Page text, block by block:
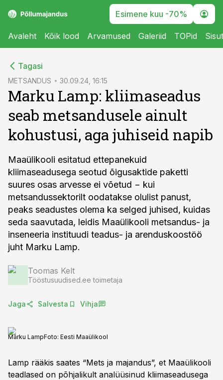
Esimene kuu -70%
Avaleht Kõik lood Arvamused Galeriid TOPid
Tagasi
METSANDUS 30.09.24, 16:15
Marku Lamp: kliimaseadus
seab metsandusele ainult
kohustusi, aga juhiseid napib
Maaülikooli esitatud ettepanekuid
kliimaseadusega seotud õigusaktide paketti
suures osas arvesse ei võetud − kui
metsandussektorilt oodatakse olulist panust,
peaks seadustes olema ka selged juhised, kuidas
seda saavutada, leidis Maaülikooli metsandus- ja
inseneeria instituudi teadus- ja arenduskoostöö
juht Marku Lamp.
Toomas Kelt
Tööstusuudised.ee toimetaja
Jaga Salvesta Vihja
Marku LampFoto: Eesti Maaülikool
Lamp rääkis saates “Mets ja majandus”, et Maaülikooli
teadlased on põhjalikult analüüsinud kliimaseadusega